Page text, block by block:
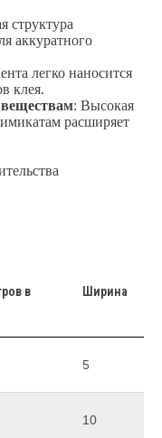
структура
аккуратного
легко наносится
клея.
: Высокая
расширяет
в
Ширина
5
10